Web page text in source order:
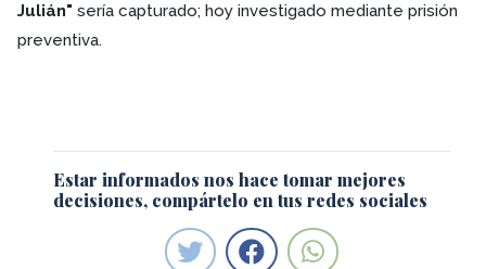
Julián" sería capturado; hoy investigado mediante prisión
preventiva.
Estar informados nos hace tomar mejores
decisiones, compártelo en tus redes sociales